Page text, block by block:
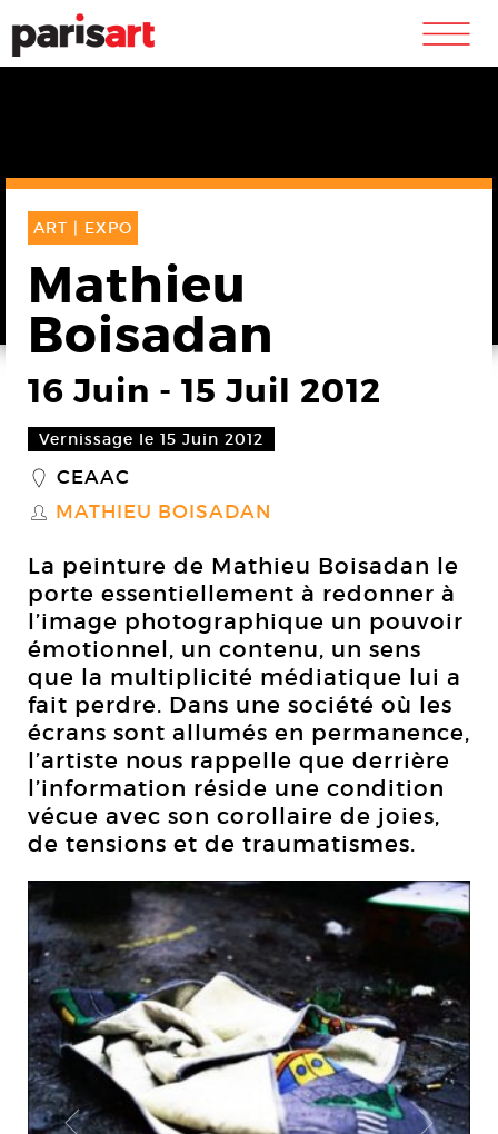
m
ART | EXPO
Mathieu
Boisadan
16 Juin - 15 Juil 2012
Vernissage le 15 Juin 2012
_ CEAAC
S MATHIEU BOISADAN
La peinture de Mathieu Boisadan le
porte essentiellement à redonner à
l’image photographique un pouvoir
émotionnel, un contenu, un sens
que la multiplicité médiatique lui a
fait perdre. Dans une société où les
écrans sont allumés en permanence,
l’artiste nous rappelle que derrière
l’information réside une condition
vécue avec son corollaire de joies,
de tensions et de traumatismes.